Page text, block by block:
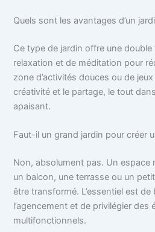
Quels sont les avantages d’un
Ce type de jardin offre une
relaxation et de méditation pour
zone d’activités douces ou de
créativité et le partage, le tout
apaisant.
Faut-il un grand jardin pour créer
Non, absolument pas. Un espace
un balcon, une terrasse ou un
être transformé. L’essentiel est de
l’agencement et de privilégier
multifonctionnels.